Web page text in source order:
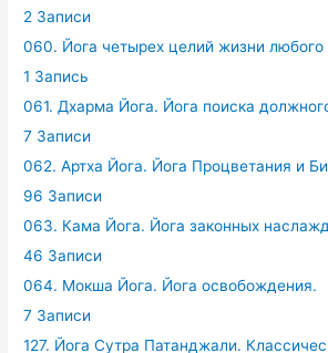
2 Записи
060. Йога четырех целий жизни любого
1 Запись
061. Дхарма Йога. Йога поиска
7 Записи
062. Артха Йога. Йога Процветания и
96 Записи
063. Кама Йога. Йога законных
46 Записи
064. Мокша Йога. Йога освобождения.
7 Записи
127. Йога Сутра Патанджали.